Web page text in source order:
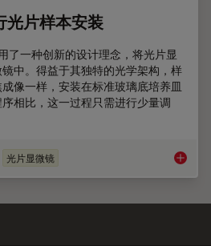
光片样本安装
了一种创新的设计理念，将光片显
中。得益于其独特的光学架构，样
像一样，安装在标准玻璃底培养皿
相比，这一过程只需进行少量调
光片显微镜 使用旋